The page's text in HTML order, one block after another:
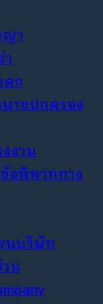
ญา
ดก
าจปกครอง
งาน
อพิพาททาง
นบริษัท
น